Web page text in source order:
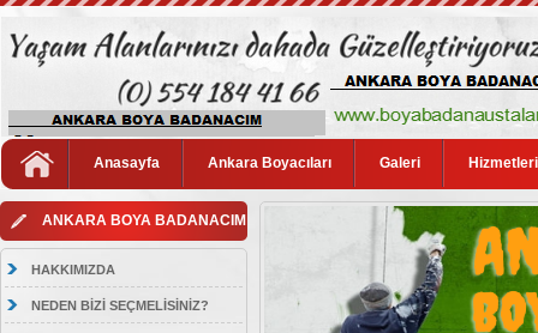
Anasayfa Ankara Boyacıları Galeri
ANKARA BOYA BADANACIM
HAKKIMIZDA
NEDEN BİZİ SEÇMELİSİNİZ?